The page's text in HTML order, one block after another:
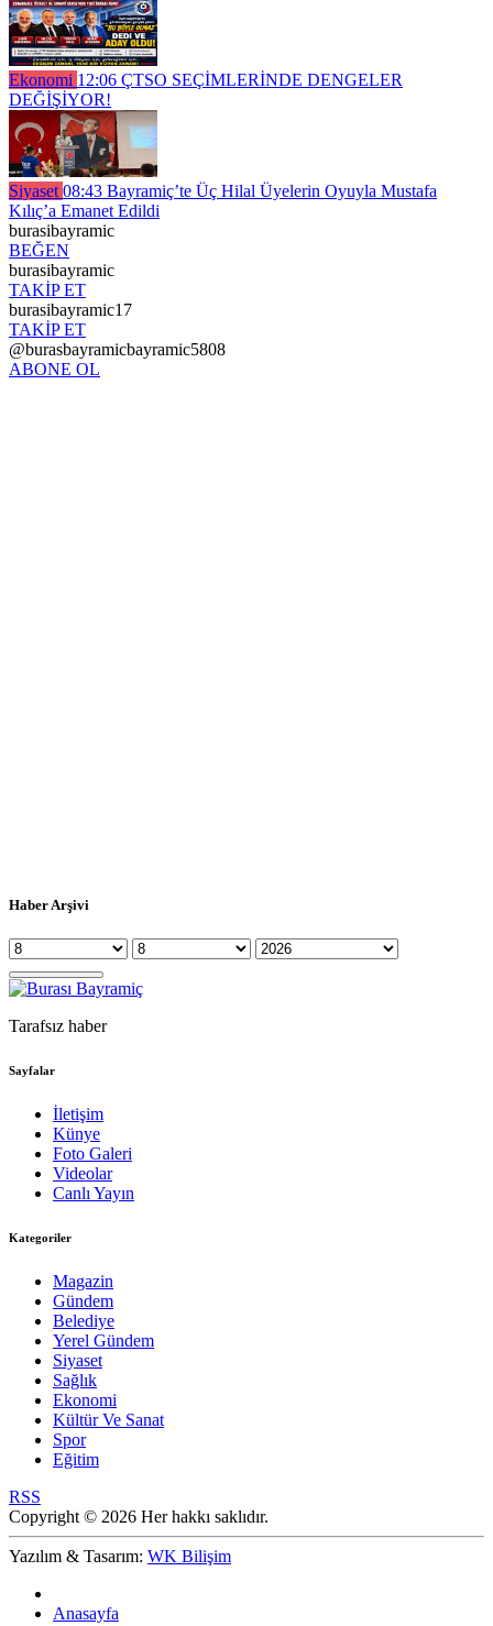
Ekonomi 12:06 ÇTSO SEÇİMLERİNDE DENGELER
DEĞİŞİYOR!
Siyaset 08:43 Bayramiç’te Üç Hilal Üyelerin Oyuyla Mustafa
Kılıç’a Emanet Edildi
burasibayramic
BEĞEN
burasibayramic
TAKİP ET
burasibayramic17
TAKİP ET
@burasbayramicbayramic5808
ABONE OL
Haber Arşivi
Tarafsız haber
Sayfalar
İletişim
Künye
Foto Galeri
Videolar
Canlı Yayın
Kategoriler
Magazin
Gündem
Belediye
Yerel Gündem
Siyaset
Sağlık
Ekonomi
Kültür Ve Sanat
Spor
Eğitim
RSS
Copyright © 2026 Her hakkı saklıdır.
Yazılım & Tasarım: WK Bilişim
Anasayfa